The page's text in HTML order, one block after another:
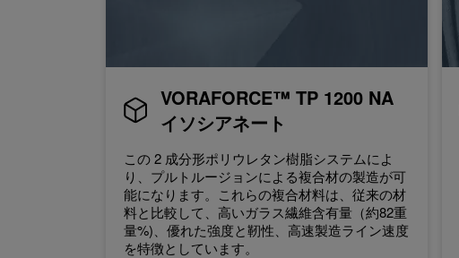
VORAFORCE™ TP 1200 NA
イソシアネート
この 2 成分形ポリウレタン樹脂システムによ
り、プルトルージョンによる複合材の製造が可
能になります。これらの複合材料は、従来の材
料と比較して、高いガラス繊維含有量（約82重
量%)、優れた強度と靭性、高速製造ライン速度
を特徴としています。